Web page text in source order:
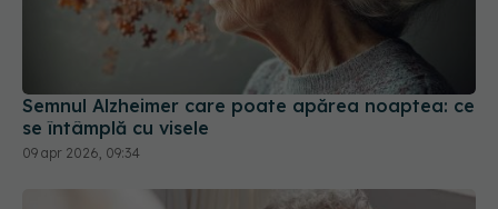
Semnul Alzheimer care poate apărea noaptea: ce
se întâmplă cu visele